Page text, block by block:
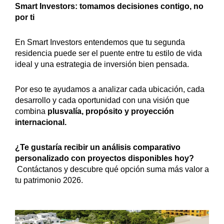
Smart Investors: tomamos decisiones contigo, no
por ti
En Smart Investors entendemos que tu segunda
residencia puede ser el puente entre tu estilo de vida
ideal y una estrategia de inversión bien pensada.
Por eso te ayudamos a analizar cada ubicación, cada
desarrollo y cada oportunidad con una visión que
combina plusvalía, propósito y proyección
internacional.
¿Te gustaría recibir un análisis comparativo
personalizado con proyectos disponibles hoy?
Contáctanos y descubre qué opción suma más valor a
tu patrimonio 2026.